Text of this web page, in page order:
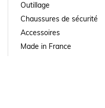
Outillage
Chaussures de sécurité
Accessoires
Made in France